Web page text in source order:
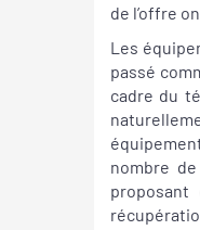
de l’offre
Les
passé
cadre du
nombre